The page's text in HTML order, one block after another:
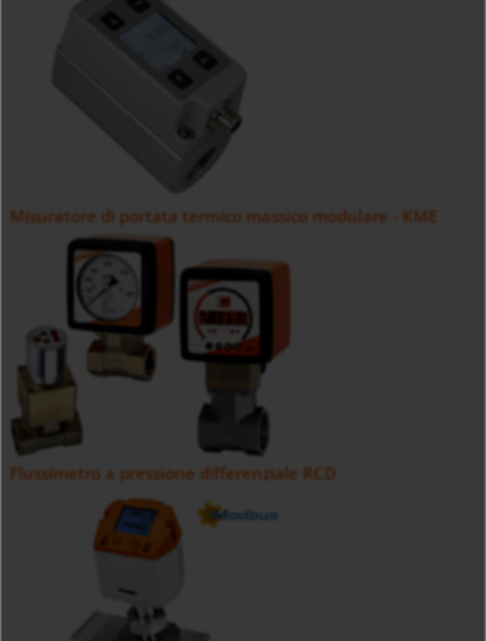
Misuratore di portata termico massico modulare - KME
Flussimetro a pressione differenziale RCD